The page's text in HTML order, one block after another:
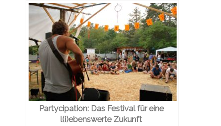
Partycipation: Das Festival für eine
l(i)ebenswerte Zukunft